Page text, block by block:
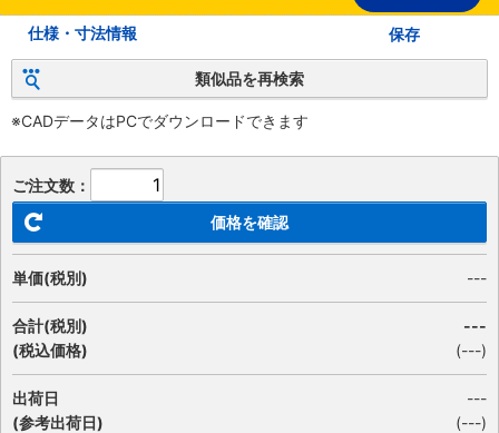
仕様・寸法情報 保存
類似品を再検索
※CADデータはPCでダウンロードできます
ご注文数：
価格を確認
単価(税別) ---
合計(税別)
(税込価格)
---
(---)
出荷日
(参考出荷日)
---
(---)